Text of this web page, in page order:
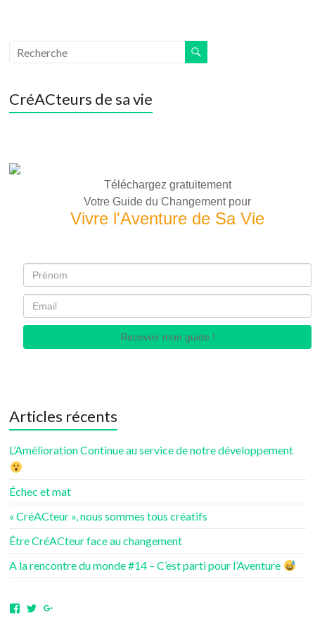
CréACteurs de sa vie
Téléchargez gratuitement
Votre Guide du Changement pour
Vivre l'Aventure de Sa Vie
Recevoir mon guide !
Articles récents
L’Amélioration Continue au service de notre développement
Échec et mat
« CréACteur », nous sommes tous créatifs
Être CréACteur face au changement
A la rencontre du monde #14 – C’est parti pour l’Aventure
Voir Voir